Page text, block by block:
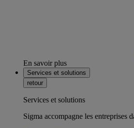
En savoir plus
Services et solutions
retour
Services et solutions
Sigma accompagne les entreprises